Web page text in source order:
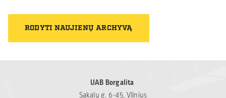
susiduria su nerimu,
sudėtingais gyvenimo
tokia pagalba gali tapti
pagalbą tiems, kam jos
labiausiai reikia. Šiais
metais skyrėme paramą
padedančiam šeimoms,
susiduriančioms su
RODYTI NAUJIENŲ ARCHYVĄ
UAB Borgalita
Sakalų g. 6-45, Vilnius